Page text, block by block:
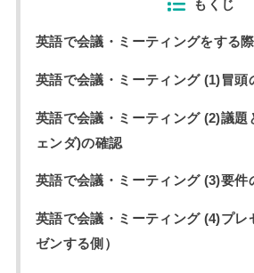
もくじ
英語で会議・ミーティングをする
英語で会議・ミーティング (1)冒頭
英語で会議・ミーティング (2)議題
ェンダ)の確認
英語で会議・ミーティング (3)要件
英語で会議・ミーティング (4)プレ
ゼンする側）